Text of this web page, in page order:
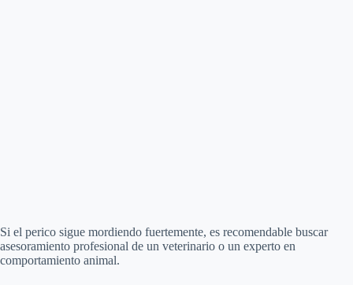
Si el perico sigue mordiendo fuertemente, es recomendable buscar
asesoramiento profesional de un veterinario o un experto en
comportamiento animal.